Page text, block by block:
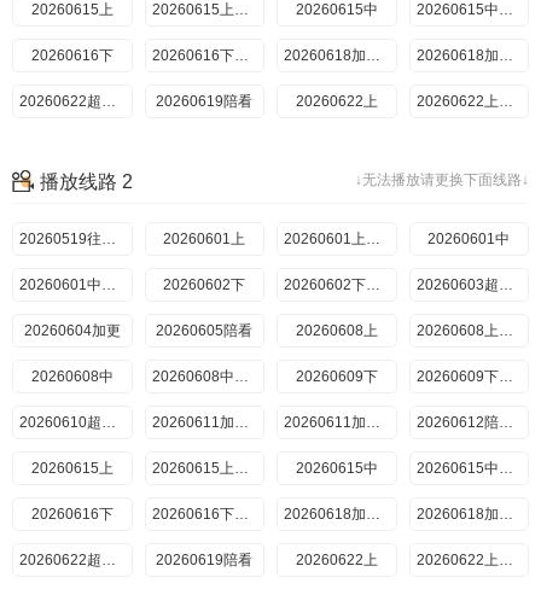
20260615上 20260615上纯享 20260615中 20260615中纯享
20260616下 20260616下纯享 20260618加更上 20260618加更下
20260622超前彩蛋 20260619陪看 20260622上 20260622上纯享
20260624超前彩蛋
20260626陪看 20260629上 20260629中 20260629上纯享
20260629中纯享 20260630下 20260630下纯享 20260701直播回放
20260706超前彩蛋 20260702加更上 20260702加更下 20260703陪看
20260706上 20260706上纯享 20260706中 20260706中纯享
20260707下 20260707下纯享 20260708超前彩蛋 20260709加更上
20260709加更下 20260710陪看 20260713上 20260713上纯享
20260713中 20260713中纯享 20260714下 20260714下纯享
20260715超前彩蛋 20260716加更上 20260716加更下 20260717陪看
↓无法播放请更换下面线路↓
播放线路 2
20260519往季回顾 20260601上 20260601上纯享 20260601中
20260601中纯享 20260602下 20260602下纯享 20260603超前彩蛋
20260604加更 20260605陪看 20260608上 20260608上纯享
20260608中 20260608中纯享 20260609下 20260609下纯享
20260610超前彩蛋 20260611加更上 20260611加更下 20260612陪看上
20260615上 20260615上纯享 20260615中 20260615中纯享
20260616下 20260616下纯享 20260618加更上 20260618加更下
20260622超前彩蛋 20260619陪看 20260622上 20260622上纯享